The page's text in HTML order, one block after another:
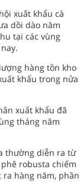
xuất khẩu cà
dồi dào năm
tại các vùng
hàng tồn kho
khẩu trong nửa
xuất khẩu đã
tháng năm
thường diễn ra từ
robusta chiếm
ra hàng năm, phần